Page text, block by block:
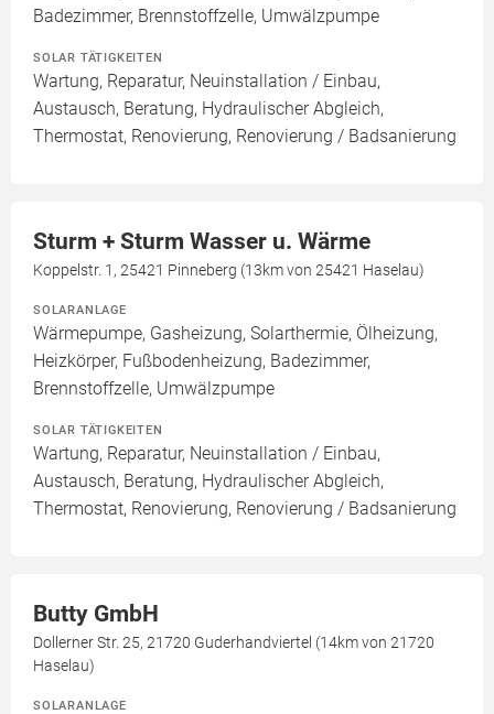
Badezimmer, Brennstoffzelle, Umwälzpumpe
SOLAR TÄTIGKEITEN
Wartung, Reparatur, Neuinstallation / Einbau,
Austausch, Beratung, Hydraulischer Abgleich,
Thermostat, Renovierung, Renovierung / Badsanierung
Sturm + Sturm Wasser u. Wärme
Koppelstr. 1, 25421 Pinneberg (13km von 25421 Haselau)
SOLARANLAGE
Wärmepumpe, Gasheizung, Solarthermie, Ölheizung,
Heizkörper, Fußbodenheizung, Badezimmer,
Brennstoffzelle, Umwälzpumpe
SOLAR TÄTIGKEITEN
Wartung, Reparatur, Neuinstallation / Einbau,
Austausch, Beratung, Hydraulischer Abgleich,
Thermostat, Renovierung, Renovierung / Badsanierung
Butty GmbH
Dollerner Str. 25, 21720 Guderhandviertel (14km von 21720
Haselau)
SOLARANLAGE